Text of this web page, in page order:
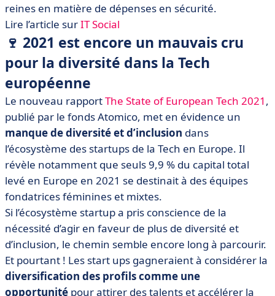
reines en matière de dépenses en sécurité.
Lire l’article surIT Social
🍷 2021 est encore un mauvais cru
pour la diversité dans la Tech
européenne
Le nouveau rapportThe State of European Tech 2021 ,
publié par le fonds Atomico, met en évidence un
manque de diversité et d’inclusion dans
l’écosystème des startups de la Tech en Europe. Il
révèle notamment que seuls 9,9 % du capital total
levé en Europe en 2021 se destinait à des équipes
fondatrices féminines et mixtes.
Si l’écosystème startup a pris conscience de la
nécessité d’agir en faveur de plus de diversité et
d’inclusion, le chemin semble encore long à parcourir.
Et pourtant ! Les start ups gagneraient à considérer la
diversification des profils comme une
opportunité pour attirer des talents et accélérer la